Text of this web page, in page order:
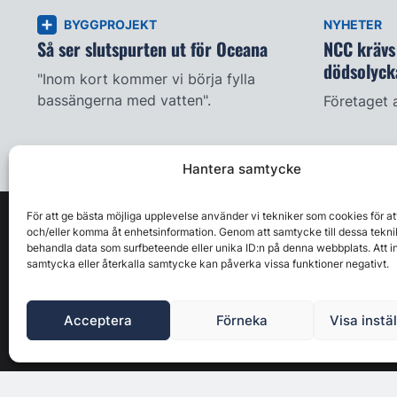
Hantera samtycke
För att ge bästa möjliga upplevelse använder vi tekniker som cookies för
och/eller komma åt enhetsinformation. Genom att samtycke till dessa
behandla data som surfbeteende eller unika ID:n på denna webbplats. Att
samtycka eller återkalla samtycke kan påverka vissa funktioner negativt.
Acceptera Förneka Visa
BYGGPROJEKT
Så ser slutspurten ut för Oceana
"Inom kort kommer vi börja fylla
bassängerna med vatten".
NYHETER
NCC
Företaget